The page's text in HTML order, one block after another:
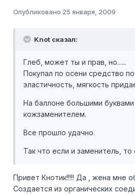
Опубликовано 25 января, 2009
Knot сказал:
Глеб, может ты и прав, но......
Покупал по осени средство
эластичность, мягкость
На баллоне большими
кожзаменителем.
Все прошло удачно.
Так что если и заменитель,
Привет Кнотик!!!!! Да , жена мне
Создается из органических